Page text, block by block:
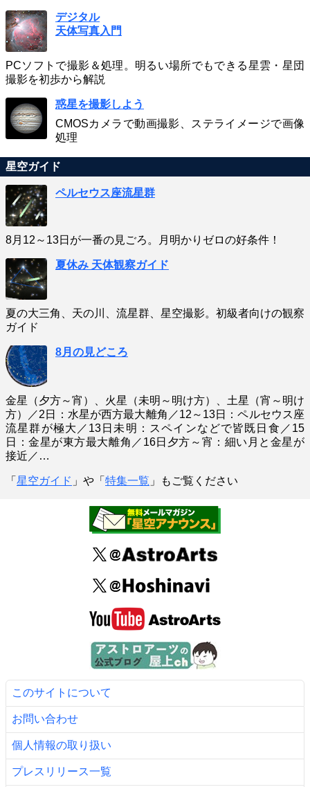
デジタル
天体写真入門
PCソフトで撮影＆処理。明るい場所でもできる星雲・星団
撮影を初歩から解説
惑星を撮影しよう
CMOSカメラで動画撮影、ステライメージで画像
処理
星空ガイド
ペルセウス座流星群
8月12～13日が一番の見ごろ。月明かりゼロの好条件！
夏休み 天体観察ガイド
夏の大三角、天の川、流星群、星空撮影。初級者向けの観察
ガイド
8月の見どころ
金星（夕方～宵）、火星（未明～明け方）、土星（宵～明け
方）／2日：水星が西方最大離角／12～13日：ペルセウス座
流星群が極大／13日未明：スペインなどで皆既日食／15
日：金星が東方最大離角／16日夕方～宵：細い月と金星が
接近／…
「 星空ガイド 」や「 特集一覧 」もご覧ください
このサイトについて
お問い合わせ
個人情報の取り扱い
プレスリリース一覧